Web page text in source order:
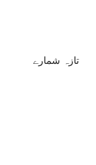
تازہ شمارے